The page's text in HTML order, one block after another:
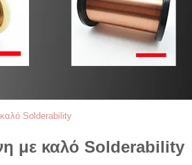
Solderability
με καλό Solderability